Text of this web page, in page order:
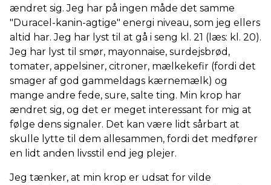
ændret sig. Jeg har på ingen måde det samme
"Duracel-kanin-agtige" energi niveau, som jeg ellers
altid har. Jeg har lyst til at gå i seng kl. 21 (læs: kl. 20).
Jeg har lyst til smør, mayonnaise, surdejsbrød,
tomater, appelsiner, citroner, mælkekefir (fordi det
smager af god gammeldags kærnemælk) og
mange andre fede, sure, salte ting. Min krop har
ændret sig, og det er meget interessant for mig at
følge dens signaler. Det kan være lidt sårbart at
skulle lytte til dem allesammen, fordi det medfører
en lidt anden livsstil end jeg plejer.
Jeg tænker, at min krop er udsat for vilde